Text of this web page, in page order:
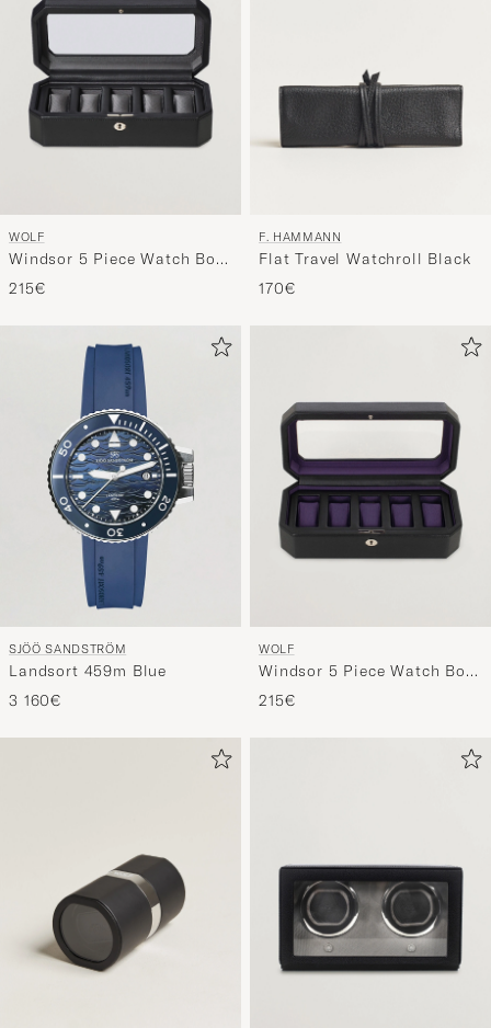
WOLF
Windsor 5 Piece Watch Box
Black/Grey
215€
F. HAMMANN
Flat Travel Watchroll Black
170€
SJÖÖ SANDSTRÖM
Landsort 459m Blue
3 160€
WOLF
Windsor 5 Piece Watch Box
Black Purple
215€